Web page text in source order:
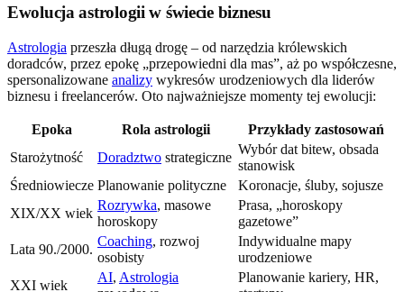
Ewolucja astrologii w świecie biznesu
Astrologia przeszła długą drogę – od narzędzia królewskich
doradców, przez epokę „przepowiedni dla mas”, aż po współczesne,
spersonalizowane analizy wykresów urodzeniowych dla liderów
biznesu i freelancerów. Oto najważniejsze momenty tej ewolucji:
Epoka Rola astrologii
Przykłady zastosowań
Starożytność
Doradztwo strategiczne
Wybór dat bitew, obsada
stanowisk
Średniowiecze Planowanie polityczne
Koronacje, śluby, sojusze
XIX/XX wiek
Rozrywka, masowe
horoskopy
Prasa, „horoskopy
gazetowe”
Lata 90./2000.
Coaching, rozwoj
osobisty
Indywidualne mapy
urodzeniowe
XXI wiek
AI, Astrologia
Planowanie kariery, HR,